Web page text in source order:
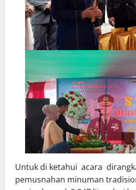
Untuk di ketahui acara
pemusnahan minuman